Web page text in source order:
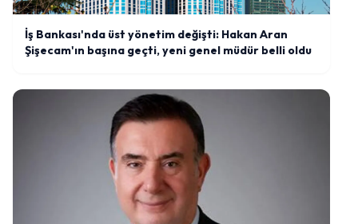
İş Bankası'nda üst yönetim değişti: Hakan Aran
Şişecam'ın başına geçti, yeni genel müdür belli oldu